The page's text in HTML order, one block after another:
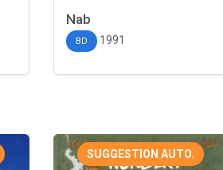
Nab
BD 1991
SUGGESTION AUTO.